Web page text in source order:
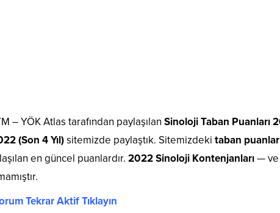
– YÖK Atlas tarafından paylaşılan Sinoloji Taban Puanları
(Son 4 Yıl)sitemizde paylaştık. Sitemizdeki taban puanlar
en güncel puanlardır. 2022 Sinoloji Kontenjanları— ve
Tekrar Aktif Tıklayın